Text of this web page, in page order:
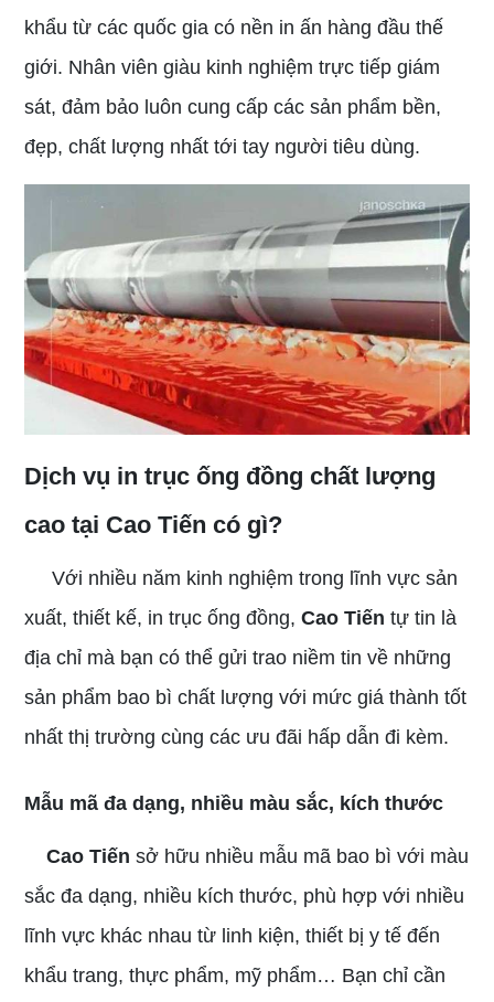
khẩu từ các quốc gia có nền in ấn hàng đầu thế
giới. Nhân viên giàu kinh nghiệm trực tiếp giám
sát, đảm bảo luôn cung cấp các sản phẩm bền,
đẹp, chất lượng nhất tới tay người tiêu dùng.
Dịch vụ in trục ống đồng chất lượng
cao tại Cao Tiến có gì?
Với nhiều năm kinh nghiệm trong lĩnh vực sản
xuất, thiết kế, in trục ống đồng,Cao Tiến tự tin là
địa chỉ mà bạn có thể gửi trao niềm tin về những
sản phẩm bao bì chất lượng với mức giá thành tốt
nhất thị trường cùng các ưu đãi hấp dẫn đi kèm.
Mẫu mã đa dạng, nhiều màu sắc, kích thước
Cao Tiến sở hữu nhiều mẫu mã bao bì với màu
sắc đa dạng, nhiều kích thước, phù hợp với nhiều
lĩnh vực khác nhau từ linh kiện, thiết bị y tế đến
khẩu trang, thực phẩm, mỹ phẩm… Bạn chỉ cần